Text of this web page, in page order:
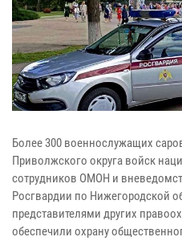
Более 300 военнослужащих
Приволжского округа войск
сотрудников ОМОН и
Росгвардии по Нижегородской
представителями других
обеспечили охрану